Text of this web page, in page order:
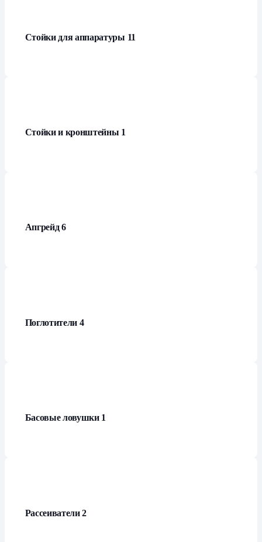
Стойки для аппаратуры 11
Стойки и кронштейны 1
Апгрейд6
Поглотители 4
Басовые ловушки 1
Рассеиватели2